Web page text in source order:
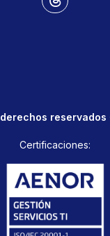
reservados
Certificaciones: